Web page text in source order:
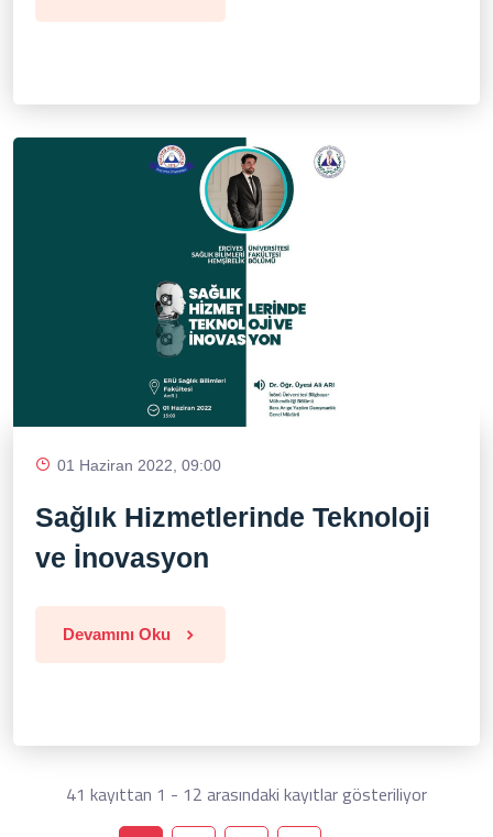
01 Haziran 2022, 09:00
Sağlık Hizmetlerinde Teknoloji
ve İnovasyon
Devamını Oku
41 kayıttan 1 - 12 arasındaki kayıtlar gösteriliyor